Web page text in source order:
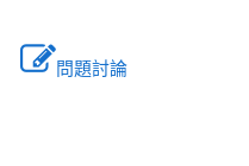
問題討論